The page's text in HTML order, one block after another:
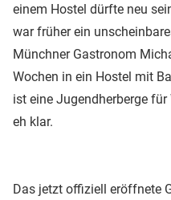
einem Hostel dürfte neu
war früher ein
Münchner Gastronom
Wochen in ein Hostel mit
ist eine Jugendherberge
eh klar.
Das jetzt offiziell eröffnete